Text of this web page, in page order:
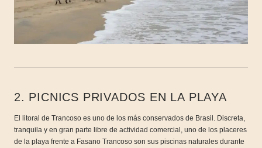
2. PICNICS PRIVADOS EN LA PLAYA
El litoral de Trancoso es uno de los más conservados de Brasil. Discreta,
tranquila y en gran parte libre de actividad comercial, uno de los placeres
de la playa frente a Fasano Trancoso son sus piscinas naturales durante